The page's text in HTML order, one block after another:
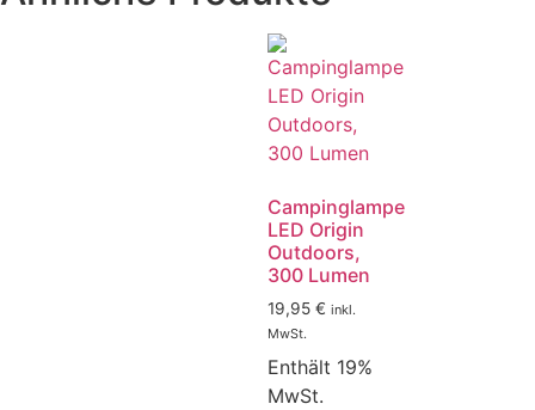
Campinglampe
LED Origin
Outdoors,
300 Lumen
19,95 € inkl.
MwSt.
Enthält 19%
MwSt.